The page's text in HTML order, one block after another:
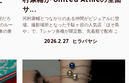
だろ
ルー
の乗
サ...
河村康輔とつながりのある仲間がビジュアルに登
場。撮影場所となった千駄ヶ谷の人気店「ほそ島
や」で、Tシャツ各種が限定数、先着順で配布 こ
2026.2.27 ヒラバヤシ